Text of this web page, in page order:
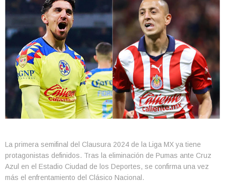
La primera semifinal del Clausura 2024 de la Liga MX ya tiene
protagonistas definidos. Tras la eliminación de Pumas ante Cruz
Azul en el Estadio Ciudad de los Deportes, se confirma una vez
más el enfrentamiento del Clásico Nacional.